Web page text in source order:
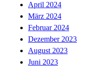
April 2024
März 2024
Februar 2024
Dezember 2023
August 2023
Juni 2023